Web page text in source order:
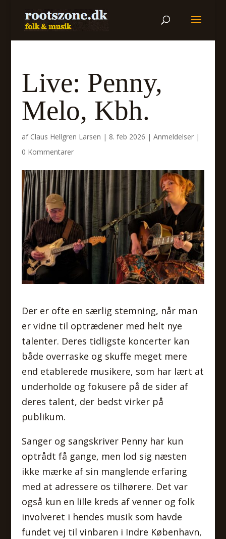
Live: Penny,
Melo, Kbh.
af Claus Hellgren Larsen | 8. feb 2026 | Anmeldelser|
0 Kommentarer
Der er ofte en særlig stemning, når man
er vidne til optrædener med helt nye
talenter. Deres tidligste koncerter kan
både overraske og skuffe meget mere
end etablerede musikere, som har lært at
underholde og fokusere på de sider af
deres talent, der bedst virker på
publikum.
Sanger og sangskriver Penny har kun
optrådt få gange, men lod sig næsten
ikke mærke af sin manglende erfaring
med at adressere os tilhørere. Det var
også kun en lille kreds af venner og folk
involveret i hendes musik som havde
fundet vej til vinbaren i Indre København,